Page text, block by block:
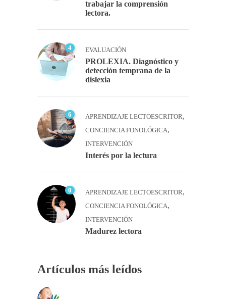
trabajar la comprensión
lectora.
4 EVALUACIÓN
PROLEXIA. Diagnóstico y
detección temprana de la
dislexia
6 APRENDIZAJE LECTOESCRITOR,
CONCIENCIA FONOLÓGICA,
INTERVENCIÓN
Interés por la lectura
0 APRENDIZAJE LECTOESCRITOR,
CONCIENCIA FONOLÓGICA,
INTERVENCIÓN
Madurez lectora
Artículos más leídos